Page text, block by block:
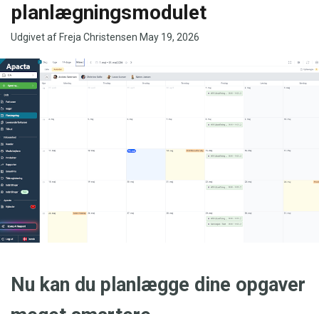
planlægningsmodulet
Udgivet af Freja Christensen May 19, 2026
Nu kan du planlægge dine opgaver